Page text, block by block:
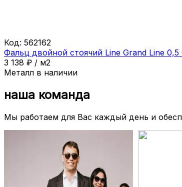
Код: 562162
Фальц двойной стоячий Line Grand Line
3 138 ₽ / м2
Металл в наличии
наша команда
Мы работаем для Вас каждый день и